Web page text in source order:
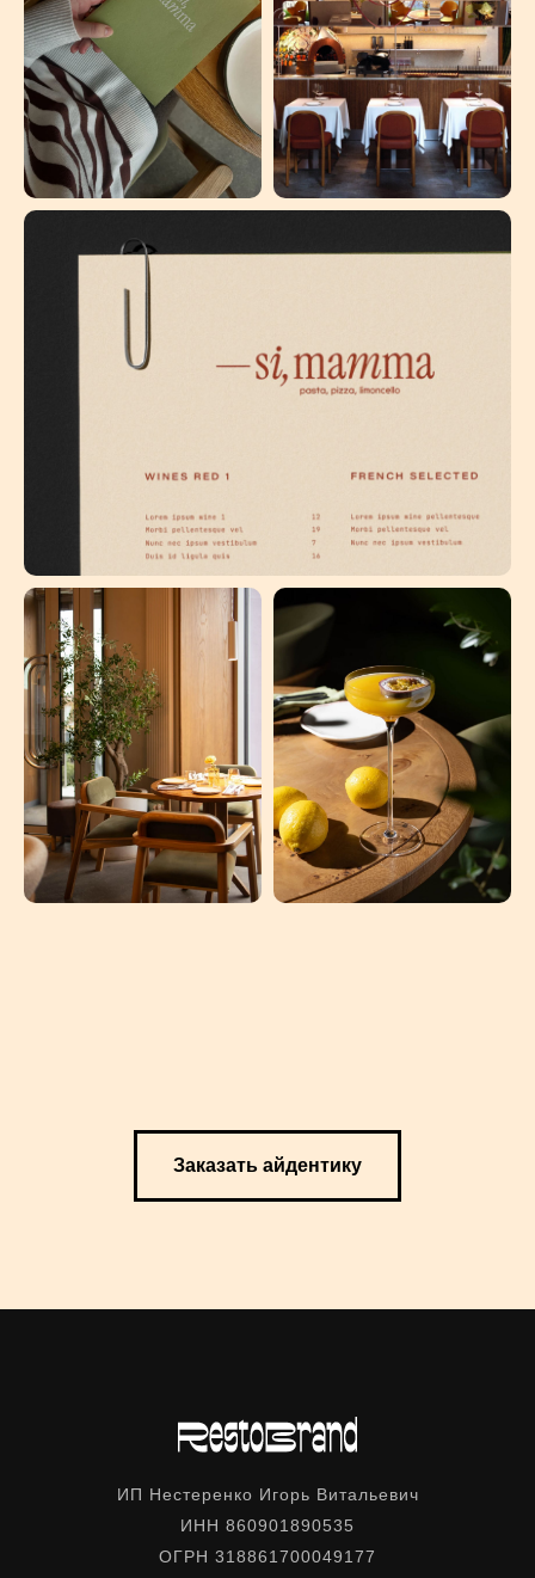
Заказать айдентику
ИП Нестеренко Игорь Витальевич
ИНН 860901890535
ОГРН 318861700049177